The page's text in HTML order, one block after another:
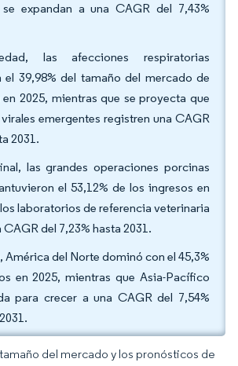
expandan a una CAGR del 7,43%
las afecciones respiratorias
el 39,98% del tamaño del mercado de
2025, mientras que se proyecta que
emergentes registren una CAGR
2031.
las grandes operaciones porcinas
el 53,12% de los ingresos en
laboratorios de referencia veterinaria
CAGR del 7,23% hasta 2031.
América del Norte dominó con el 45,3%
en 2025, mientras que Asia-Pacífico
para crecer a una CAGR del 7,54%
del mercado y los pronósticos de